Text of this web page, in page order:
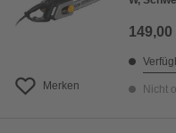
Merken
149,00
Nicht